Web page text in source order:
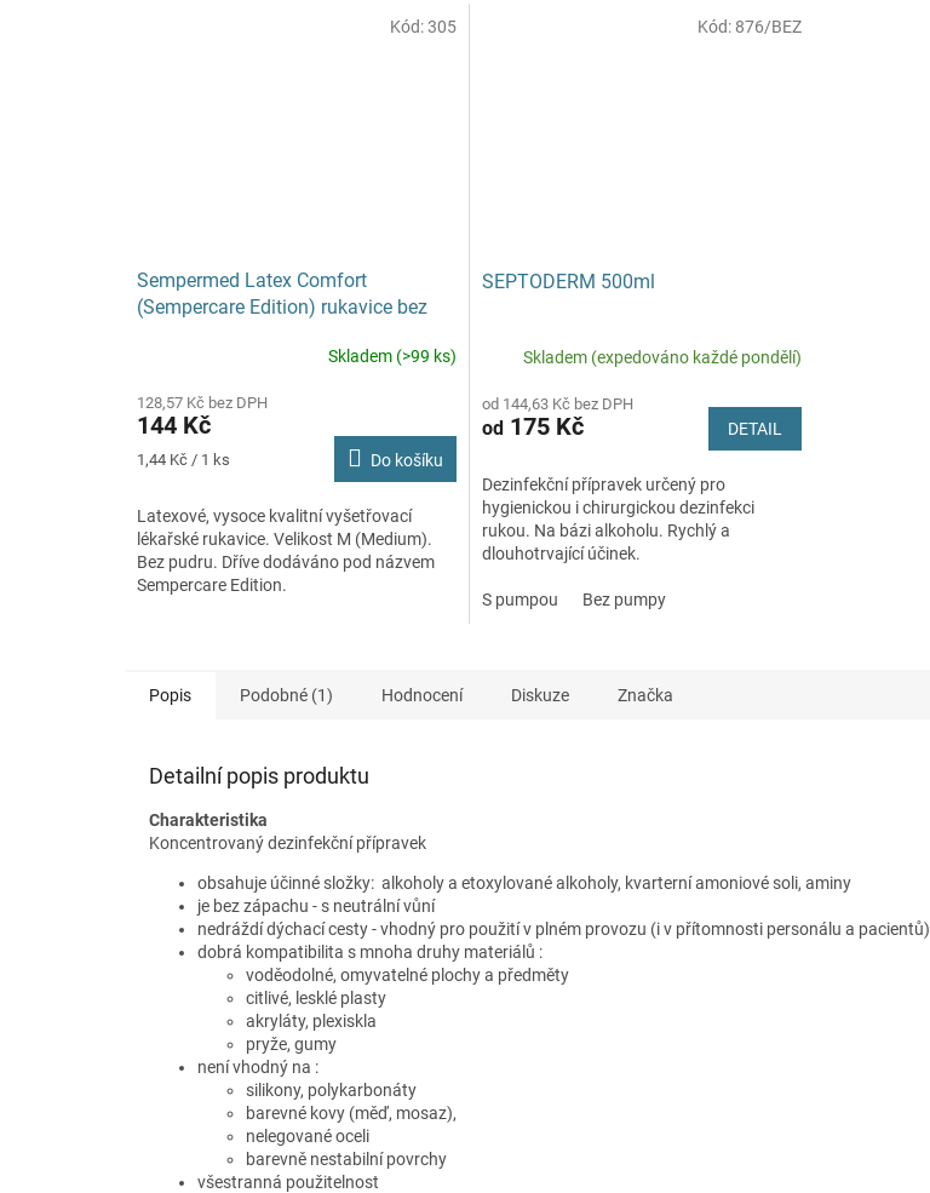
R
Sempermed Latex Comfort
(Sempercare Edition) rukavice bez
produktu
5,0
hvězdiček.
Skladem (>99 ks)
128,57 Kč bez DPH
144 Kč
Měrná
1,44 Kč / 1 ks Do košíku
Latexové, vysoce kvalitní vyšetřovací
lékařské rukavice. Velikost M (Medium).
Bez pudru. Dříve dodáváno pod názvem
Sempercare Edition.
Kód:305
SEPTODERM 500ml
Skladem (expedováno každé pondělí)
od 144,63 Kč bez DPH
od175 Kč DETAIL
Dezinfekční přípravek určený pro
hygienickou i chirurgickou dezinfekci
rukou. Na bázi alkoholu. Rychlý a
dlouhotrvající účinek.
S pumpou Bez pumpy
Kód: 876/BEZ
Popis Podobné (1) Hodnocení Diskuze Značka
Detailní popis produktu
Charakteristika
Koncentrovaný dezinfekční přípravek
obsahuje účinné složky: alkoholy a etoxylované alkoholy, kvarterní amoniové soli, aminy
je bez zápachu - s neutrální vůní
nedráždí dýchací cesty - vhodný pro použití v plném provozu (i v přítomnosti personálu a pacientů)
dobrá kompatibilita s mnoha druhy materiálů :
voděodolné, omyvatelné plochy a předměty
citlivé, lesklé plasty
akryláty, plexiskla
pryže, gumy
není vhodný na :
silikony, polykarbonáty
barevné kovy (měď, mosaz),
nelegované oceli
barevně nestabilní povrchy
všestranná použitelnost